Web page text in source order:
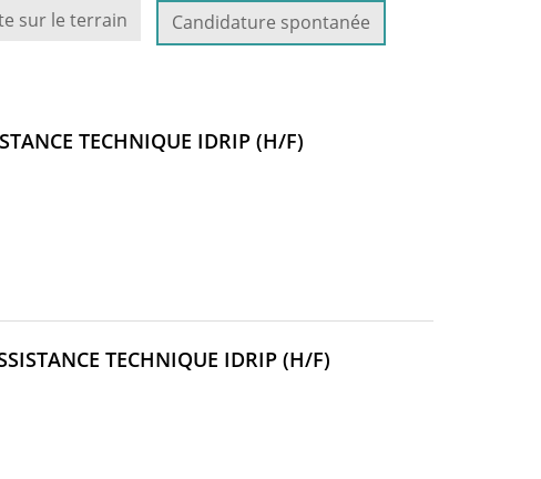
sur le terrain Candidature spontanée
TECHNIQUE IDRIP (H/F)
TECHNIQUE IDRIP (H/F)